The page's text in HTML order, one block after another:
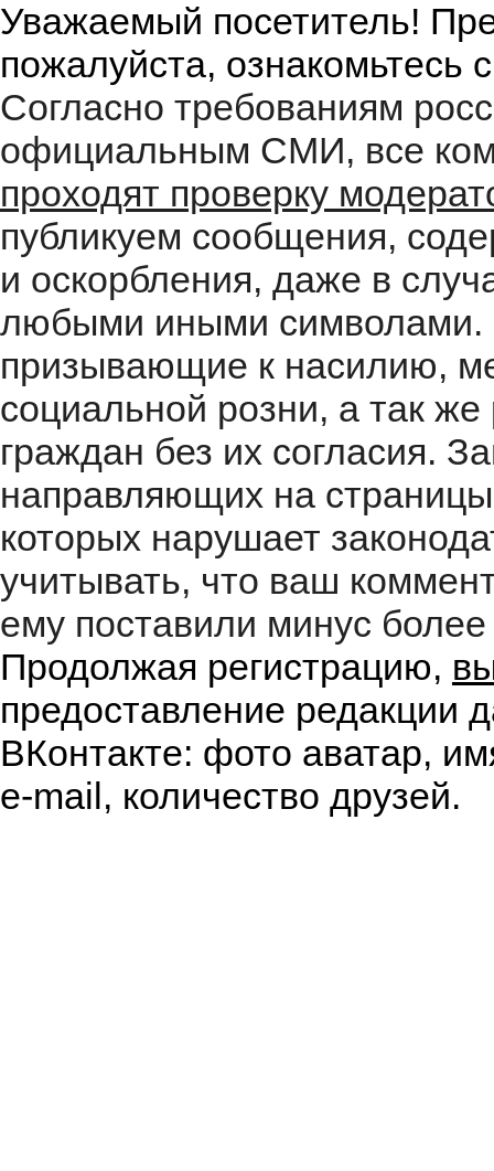
Уважаемый посетитель!
пожалуйста, ознакомьтесь
Согласно требованиям
официальным СМИ, все
проходят проверку
публикуем сообщения,
и оскорбления, даже в
любыми иными символами.
призывающие к насилию,
социальной розни, а так
граждан без их согласия.
направляющих на
которых нарушает
учитывать, что ваш
ему поставили минус
Продолжая регистрацию,
предоставление редакции
ВКонтакте: фото аватар,
e-mail, количество друзей.